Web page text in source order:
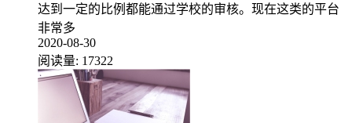
达到一定的比例都能通过学校的审核。现在这类的平台
非常多
2020-08-30
阅读量: 17322